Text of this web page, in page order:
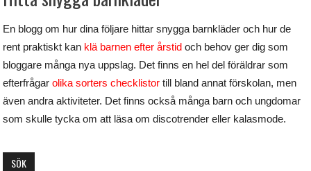
En blogg om hur dina följare hittar snygga barnkläder och hur de
rent praktiskt kan klä barnen efter årstid och behov ger dig som
bloggare många nya uppslag. Det finns en hel del föräldrar som
efterfrågarolika sorters checklistor till bland annat förskolan, men
även andra aktiviteter. Det finns också många barn och ungdomar
som skulle tycka om att läsa om discotrender eller kalasmode.
SÖK